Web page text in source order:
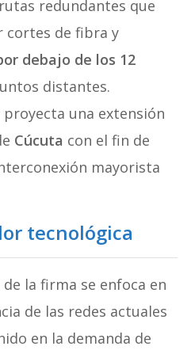
redundantes que
cortes de fibra y
debajo de los 12
distantes.
una extensión
Cúcuta con el fin de
mayorista
tecnológica
la firma se enfoca en
de las redes actuales
en la demanda de